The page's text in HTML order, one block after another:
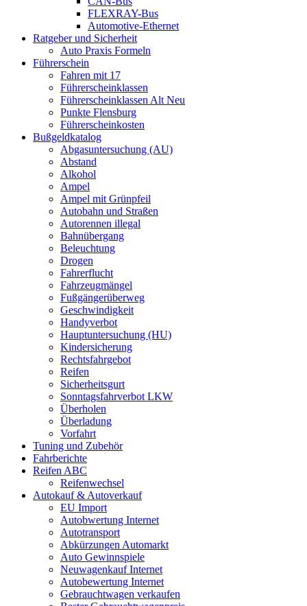
FLEXRAY-Bus
Automotive-Ethernet
Ratgeber und Sicherheit
Auto Praxis Formeln
Führerschein
Fahren mit 17
Führerscheinklassen
Führerscheinklassen Alt Neu
Punkte Flensburg
Führerscheinkosten
Bußgeldkatalog
Abgasuntersuchung (AU)
Abstand
Alkohol
Ampel
Ampel mit Grünpfeil
Autobahn und Straßen
Autorennen illegal
Bahnübergang
Beleuchtung
Drogen
Fahrerflucht
Fahrzeugmängel
Fußgängerüberweg
Geschwindigkeit
Handyverbot
Hauptuntersuchung (HU)
Kindersicherung
Rechtsfahrgebot
Reifen
Sicherheitsgurt
Sonntagsfahrverbot LKW
Überholen
Überladung
Vorfahrt
Tuning und Zubehör
Fahrberichte
Reifen ABC
Reifenwechsel
Autokauf & Autoverkauf
EU Import
Autobwertung Internet
Autotransport
Abkürzungen Automarkt
Auto Gewinnspiele
Neuwagenkauf Internet
Autobewertung Internet
Gebrauchtwagen verkaufen